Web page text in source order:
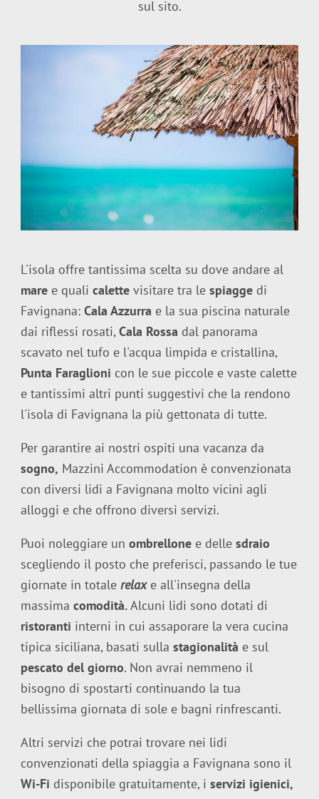
sul sito.
L'isola offre tantissima scelta su dove andare al
mare e qualicalette visitare tra lespiagge di
Favignana:Cala Azzurra e la sua piscina naturale
dai riflessi rosati,Cala Rossa dal panorama
scavato nel tufo e l'acqua limpida e cristallina,
Punta Faraglioni con le sue piccole e vaste calette
e tantissimi altri punti suggestivi che la rendono
l'isola di Favignana la più gettonata di tutte.
Per garantire ai nostri ospiti una vacanza da
sogno, Mazzini Accommodation è convenzionata
con diversi lidi a Favignana molto vicini agli
alloggi e che offrono diversi servizi.
Puoi noleggiare unombrellone e dellesdraio
scegliendo il posto che preferisci, passando le tue
giornate in totalerelax e all'insegna della
massimacomodità.Alcuni lidi sono dotati di
ristoranti interni in cui assaporare la vera cucina
tipica siciliana, basati sullastagionalità e sul
pescato del giorno. Non avrai nemmeno il
bisogno di spostarti continuando la tua
bellissima giornata di sole e bagni rinfrescanti.
Altri servizi che potrai trovare nei lidi
convenzionati della spiaggia a Favignana sono il
Wi-Fi disponibile gratuitamente, iservizi igienici,